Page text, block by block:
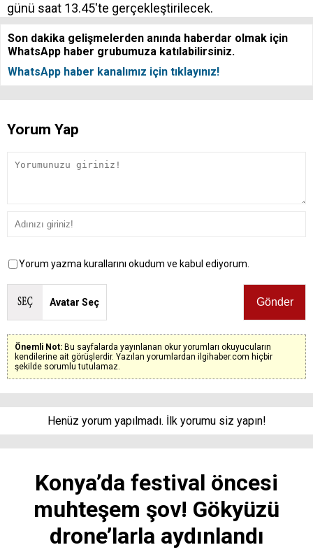
günü saat 13.45'te gerçekleştirilecek.
Son dakika gelişmelerden anında haberdar olmak için
WhatsApp haber grubumuza katılabilirsiniz.
WhatsApp haber kanalımız için tıklayınız!
Yorum Yap
Yorum yazma kurallarını okudum ve kabul ediyorum.
Avatar Seç
Önemli Not: Bu sayfalarda yayınlanan okur yorumları okuyucuların
kendilerine ait görüşlerdir. Yazılan yorumlardan ilgihaber.com hiçbir
şekilde sorumlu tutulamaz.
Henüz yorum yapılmadı. İlk yorumu siz yapın!
Konya’da festival öncesi
muhteşem şov! Gökyüzü
drone’larla aydınlandı